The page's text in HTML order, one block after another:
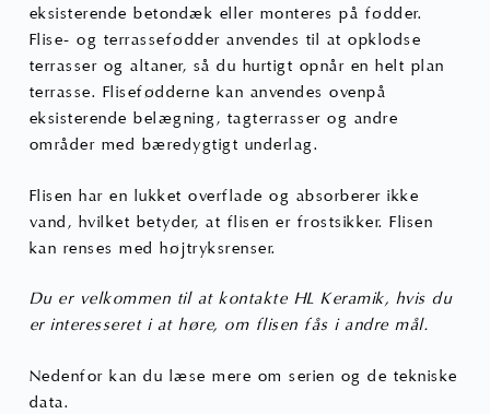
eksisterende betondæk eller monteres på fødder.
Flise- og terrassefødder anvendes til at opklodse
terrasser og altaner, så du hurtigt opnår en helt plan
terrasse. Flisefødderne kan anvendes ovenpå
eksisterende belægning, tagterrasser og andre
områder med bæredygtigt underlag.
Flisen har en lukket overflade og absorberer ikke
vand, hvilket betyder, at flisen er frostsikker. Flisen
kan renses med højtryksrenser.
Du er velkommen til at kontakte HL Keramik, hvis du
er interesseret i at høre, om flisen fås i andre mål.
Nedenfor kan du læse mere om serien og de tekniske
data.